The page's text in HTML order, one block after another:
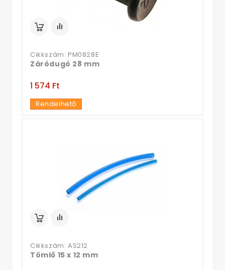
Cikkszám: PM0828E
Záródugó 28 mm
1 574 Ft‎
Rendelhető
Cikkszám: AS212
Tömlő 15 x 12 mm